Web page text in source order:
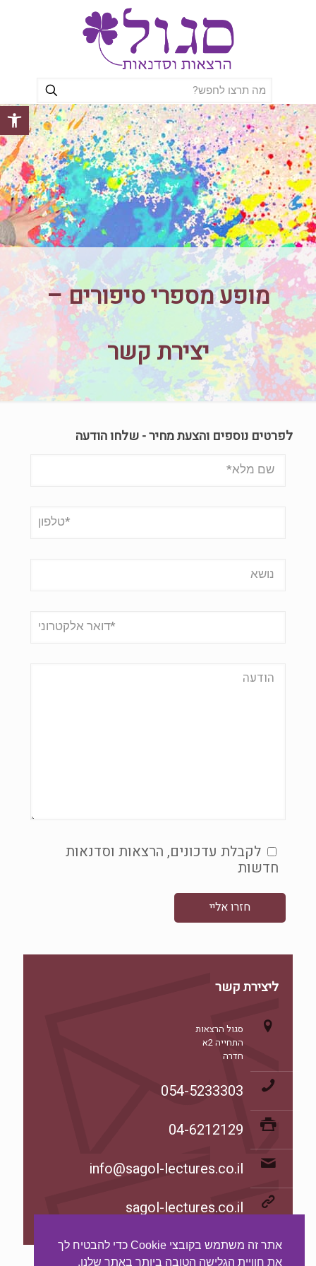
פתח
מופע מספרי סיפורים –
יצירת קשר
לפרטים נוספים והצעת מחיר - שלחו הודעה
לקבלת עדכונים, הרצאות וסדנאות
חדשות
ליצירת קשר
סגול הרצאות
התחייה 2א
חדרה
054-5233303
04-6212129
info@sagol-lectures.co.il
sagol-lectures.co.il
אתר זה משתמש בקובצי Cookie כדי להבטיח לך
את חוויית הגלישה הטובה ביותר באתר שלנו.